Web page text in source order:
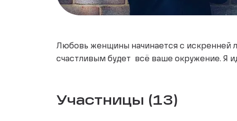
Любовь женщины начинается с искренней
счастливым будет всё ваше окружение. Я
Участницы (13)